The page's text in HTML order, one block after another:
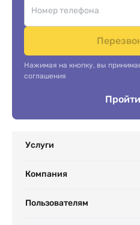
Нажимая на кнопку, вы
соглашения
Услуги
Компания
Пользователям